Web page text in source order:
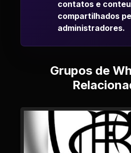
contatos e
compartilhados
administradores.
Grupos de